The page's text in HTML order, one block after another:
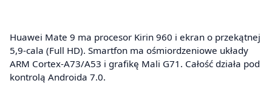
Huawei Mate 9 ma procesor Kirin 960 i ekran o przekątnej
5,9-cala (Full HD). Smartfon ma ośmiordzeniowe układy
ARM Cortex-A73/A53 i grafikę Mali G71. Całość działa pod
kontrolą Androida 7.0.